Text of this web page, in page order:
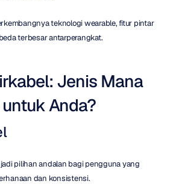
teknologi wearable, fitur pintar
terbesar antarperangkat.
Jenis Mana
Anda?
pilihan andalan bagi pengguna yang
dan konsistensi.